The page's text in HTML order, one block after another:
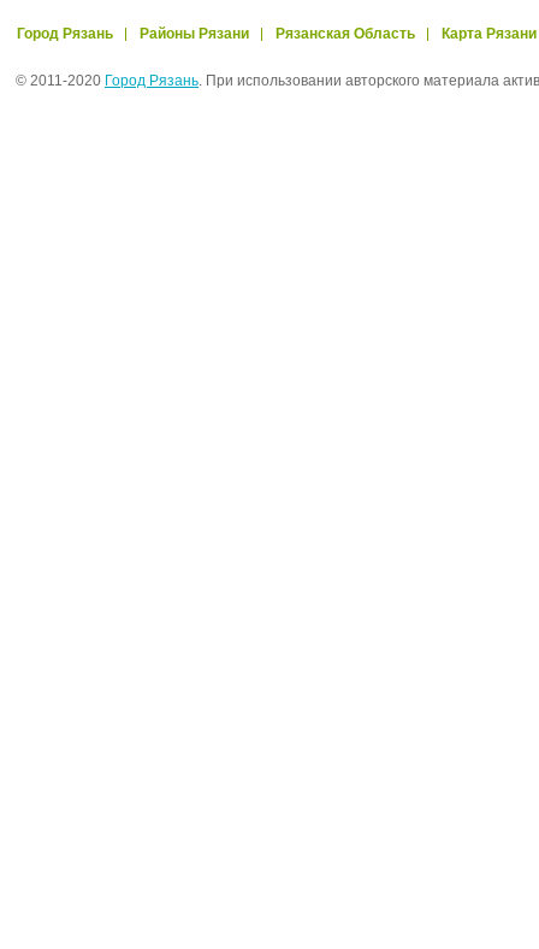
Город Рязань Районы Рязани Рязанская Область Карта Рязани
© 2011-2020 Город Рязань. При использовании авторского материала